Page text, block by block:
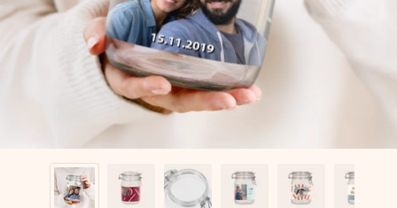
Montag - Freitag : 8:30 - 17:00 Uhr
Samstag - Sonntag : 8:30 - 13:00 Uhr